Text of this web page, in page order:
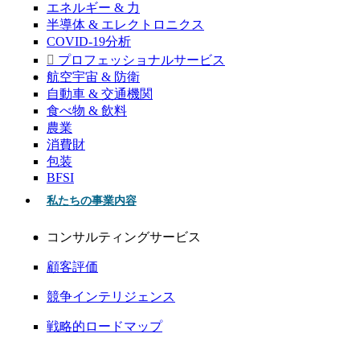
エネルギー & 力
半導体 & エレクトロニクス
COVID-19分析
プロフェッショナルサービス
航空宇宙 & 防衛
自動車 & 交通機関
食べ物 & 飲料
農業
消費財
包装
BFSI
私たちの事業内容
コンサルティングサービス
顧客評価
競争インテリジェンス
戦略的ロードマップ